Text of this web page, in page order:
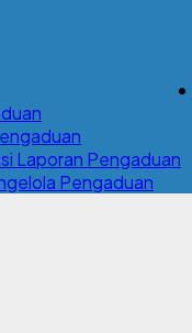
Laporan Pengaduan
Pengaduan